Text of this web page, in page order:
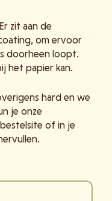
zit aan de
om ervoor
doorheen loopt.
het papier kan.
hard en we
je onze
of in je